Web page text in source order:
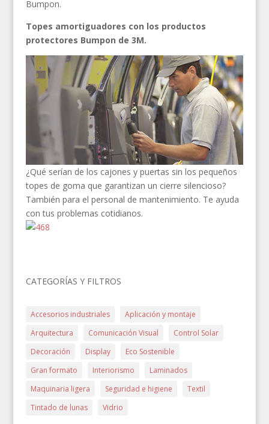
Bumpon.
Topes amortiguadores con los productos
protectores Bumpon de 3M.
¿Qué serían de los cajones y puertas sin los pequeños
topes de goma que garantizan un cierre silencioso?
También para el personal de mantenimiento. Te ayuda
con tus problemas cotidianos.
CATEGORÍAS Y FILTROS
Accesorios industriales
Aplicación y montaje
Arquitectura
Comunicación Visual
Control Solar
Decoración
Display
Eco Sostenible
Gran formato
Interiorismo
Laminados
Maquinaria ligera
Seguridad e higiene
Textil
Tintado de lunas
Vidrio